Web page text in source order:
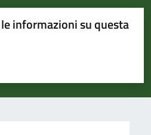
informazioni su questa
su 5
su 5
5